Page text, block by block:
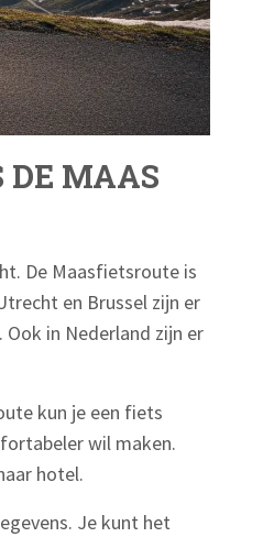
DE MAAS
De Maasfietsroute is
en Brussel zijn er
in Nederland zijn er
kun je een fiets
wil maken.
hotel.
Je kunt het